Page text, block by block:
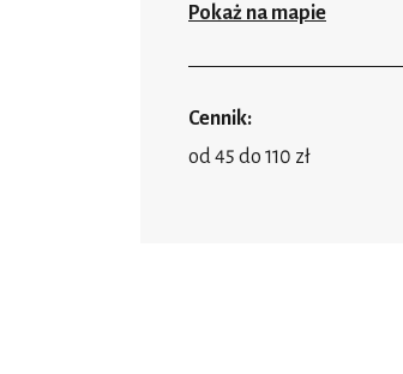
Pokaż na mapie
Cennik:
od 45 do 110 zł